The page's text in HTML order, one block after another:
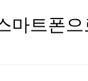
마트폰